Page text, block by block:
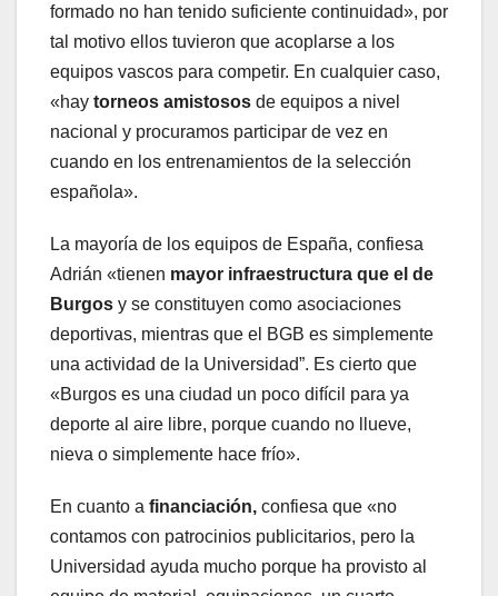
formado no han tenido suficiente continuidad», por
tal motivo ellos tuvieron que acoplarse a los
equipos vascos para competir. En cualquier caso,
«hay torneos amistosos de equipos a nivel
nacional y procuramos participar de vez en
cuando en los entrenamientos de la selección
española».
La mayoría de los equipos de España, confiesa
Adrián «tienen mayor infraestructura que el de
Burgos y se constituyen como asociaciones
deportivas, mientras que el BGB es simplemente
una actividad de la Universidad”. Es cierto que
«Burgos es una ciudad un poco difícil para ya
deporte al aire libre, porque cuando no llueve,
nieva o simplemente hace frío».
En cuanto a financiación, confiesa que «no
contamos con patrocinios publicitarios, pero la
Universidad ayuda mucho porque ha provisto al